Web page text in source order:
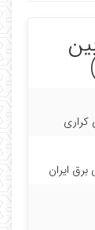
ایران